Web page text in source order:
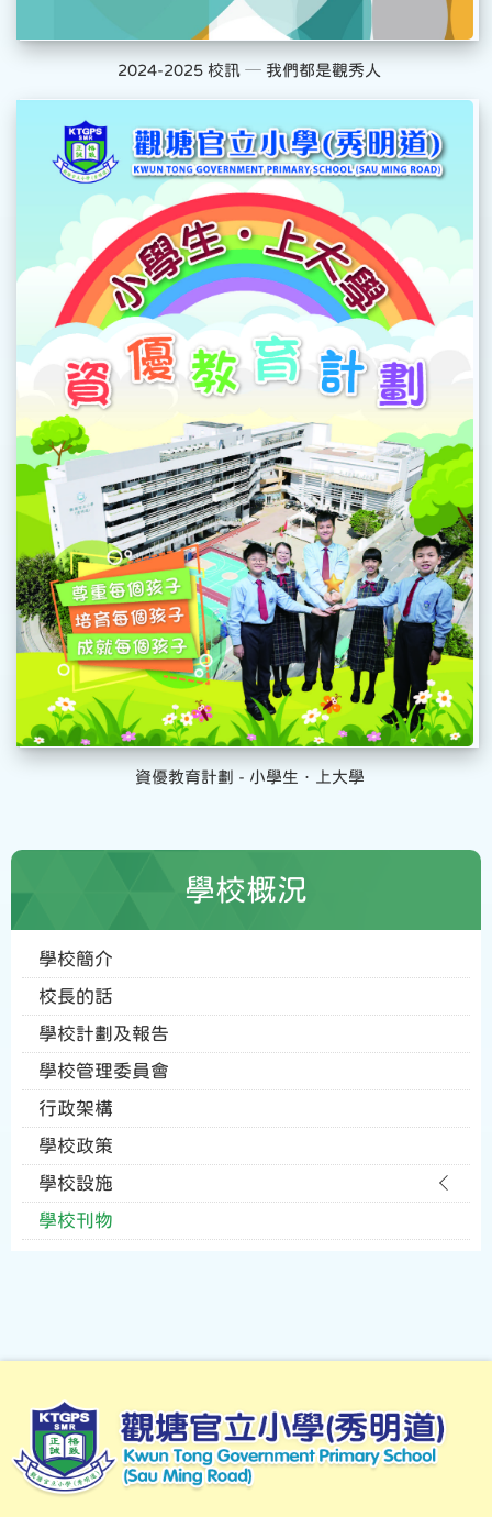
2024-2025 校訊 ─ 我們都是觀秀人
資優教育計劃 - 小學生．上大學
學校概況
學校簡介
校長的話
學校計劃及報告
學校管理委員會
行政架構
學校政策
學校設施
學校刊物